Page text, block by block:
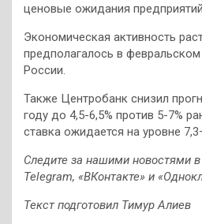
ценовые ожидания
Экономическая активность
предполагалось в
России.
Также Центробанк снизил
году до 4,5-6,5% против 5-7%
ставка ожидается на уровне
Следите за нашими новостями
Telegram, «ВКонтакте» и
Текст подготовил Тимур Алиев